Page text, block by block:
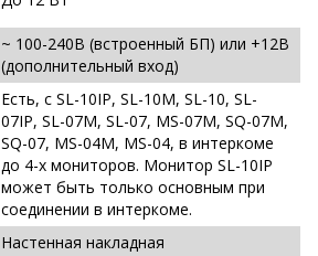
~ 100-240В (встроенный БП) или +12В
(дополнительный вход)
Есть, с SL-10IP, SL-10M, SL-10, SL-
07IP, SL-07M, SL-07, MS-07M, SQ-07M,
SQ-07, MS-04M, MS-04, в интеркоме
до 4-х мониторов. Монитор SL-10IP
может быть только основным при
соединении в интеркоме.
Настенная накладная